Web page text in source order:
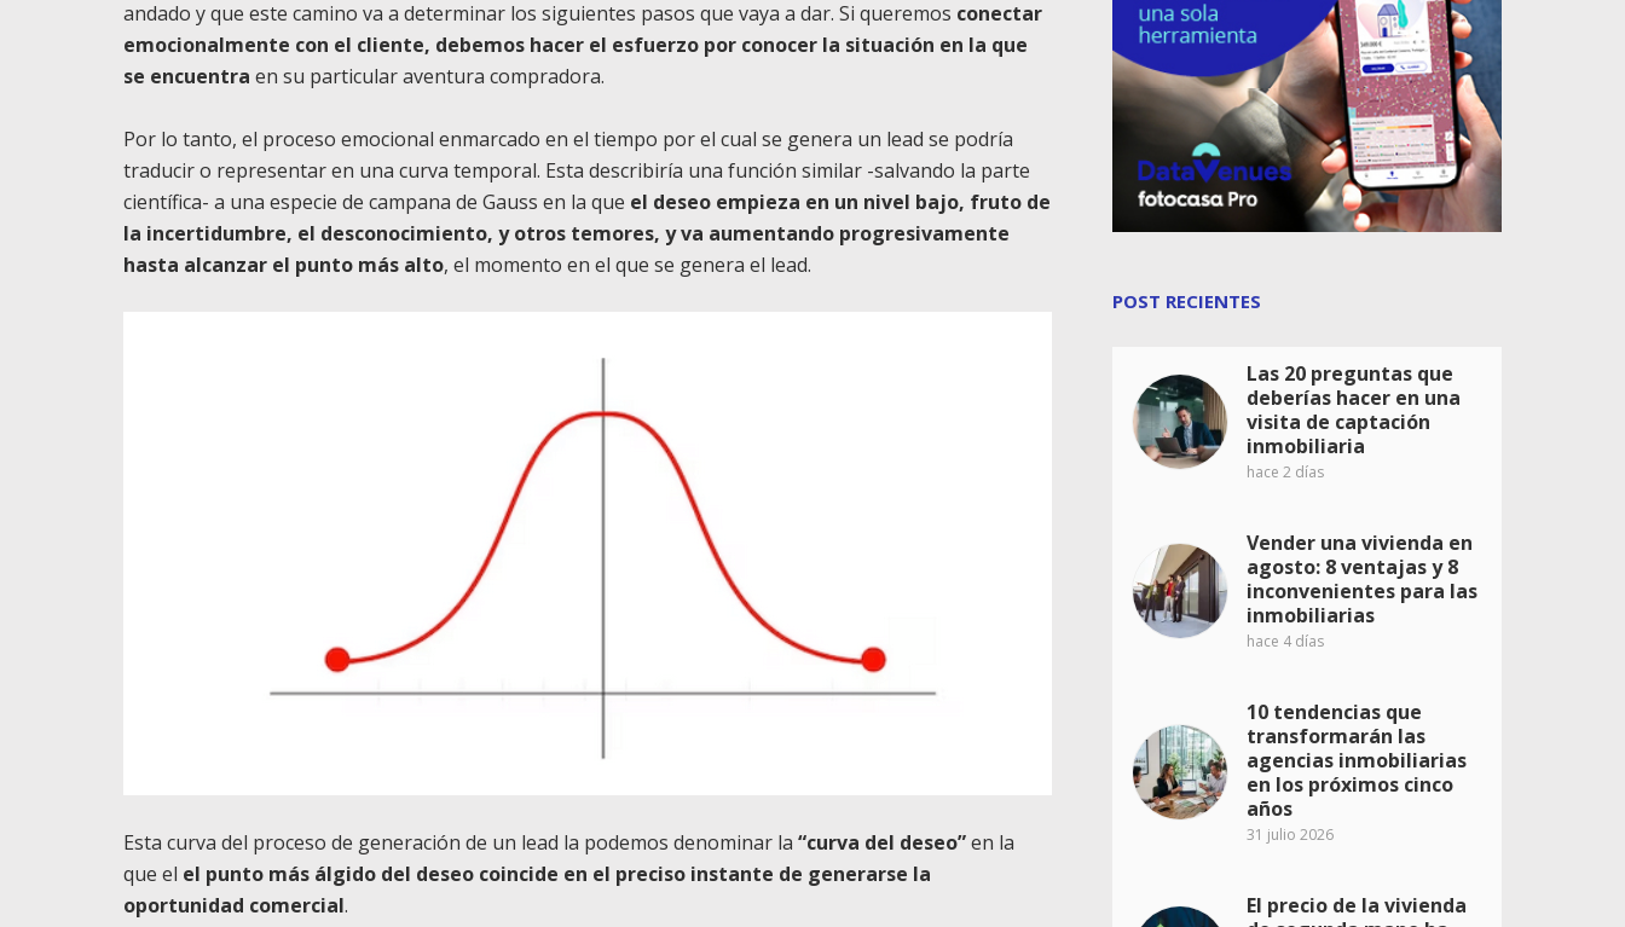
andado y que este camino va a determinar los siguientes pasos que vaya a dar. Si queremos conectar
emocionalmente con el cliente, debemos hacer el esfuerzo por conocer la situación en la que
se encuentra en su particular aventura compradora.
Por lo tanto, el proceso emocional enmarcado en el tiempo por el cual se genera un lead se podría
traducir o representar en una curva temporal. Esta describiría una función similar -salvando la parte
científica- a una especie de campana de Gauss en la que el deseo empieza en un nivel bajo, fruto de
la incertidumbre, el desconocimiento, y otros temores, y va aumentando progresivamente
hasta alcanzar el punto más alto, el momento en el que se genera el lead.
Esta curva del proceso de generación de un lead la podemos denominar la “curva del deseo”en la
que el el punto más álgido del deseo coincide en el preciso instante de generarse la
oportunidad comercial.
POST RECIENTES
Las 20 preguntas que
deberías hacer en una
visita de captación
inmobiliaria
hace 2 días
Vender una vivienda en
agosto: 8 ventajas y 8
inconvenientes para las
inmobiliarias
hace 4 días
10 tendencias que
transformarán las
agencias inmobiliarias
en los próximos cinco
años
31 julio 2026
El precio de la vivienda